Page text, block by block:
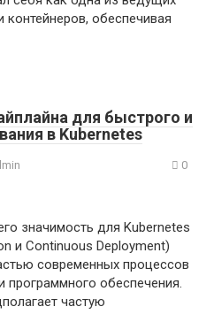
обеспечивая
для быстрого и
в Kubernetes
0
значимость для Kubernetes
и Continuous Deployment)
современных процессов
программного обеспечения.
частую